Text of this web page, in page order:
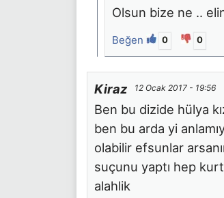
Olsun bize ne ..
Beğen 0 0
Kiraz 12 Ocak 2017 - 19:56
Ben bu dizide hülya
ben bu arda yi
olabilir efsunlar
suçunu yaptı hep
alahlik